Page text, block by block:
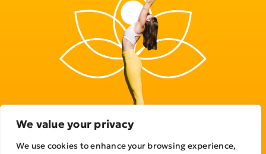
We value your privacy
We use cookies to enhance your browsing experience,